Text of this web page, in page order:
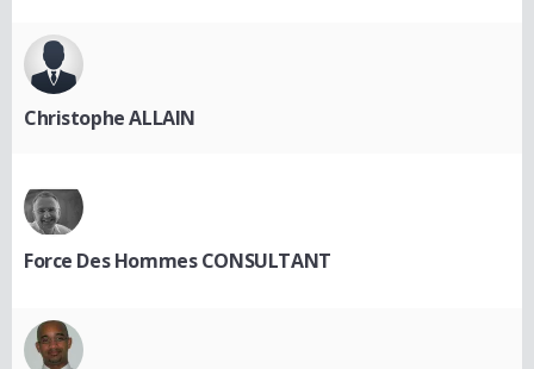
Christophe ALLAIN
Force Des Hommes CONSULTANT